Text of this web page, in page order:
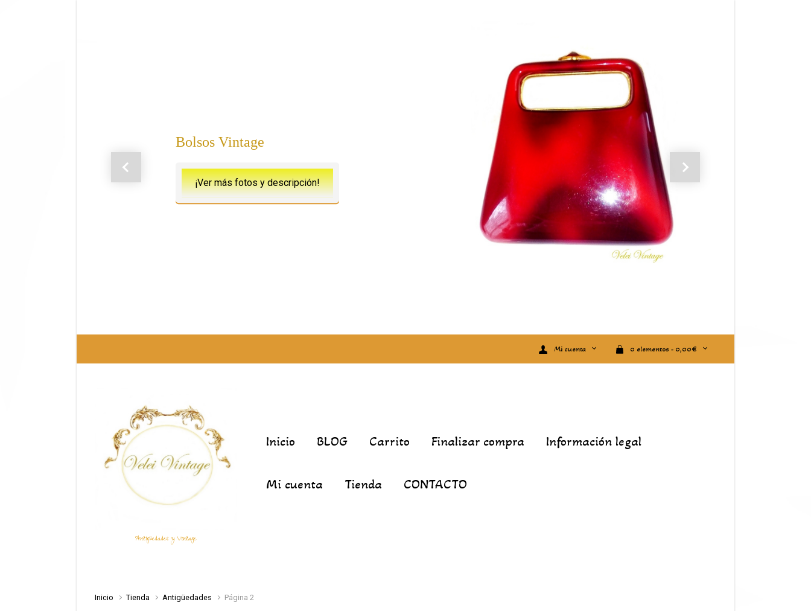
Bolsos Vintage
¡Ver más fotos y descripción!
Anterior Siguiente
Mi cuenta 0 elementos - 0,00€
Antigüedades y Vintage
Inicio BLOG Carrito Finalizar compra Información legal
Mi cuenta Tienda CONTACTO
Inicio Tienda Antigüedades Página 2